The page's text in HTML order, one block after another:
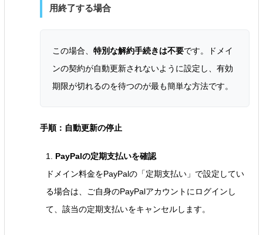
用終了する場合
この場合、 特別な解約手続きは不要です。ドメイ
ンの契約が自動更新されないように設定し、有効
期限が切れるのを待つのが最も簡単な方法です。
手順：自動更新の停止
1. PayPalの定期支払いを確認
ドメイン料金をPayPalの「定期支払い」で設定してい
る場合は、ご自身のPayPalアカウントにログインし
て、該当の定期支払いをキャンセルします。